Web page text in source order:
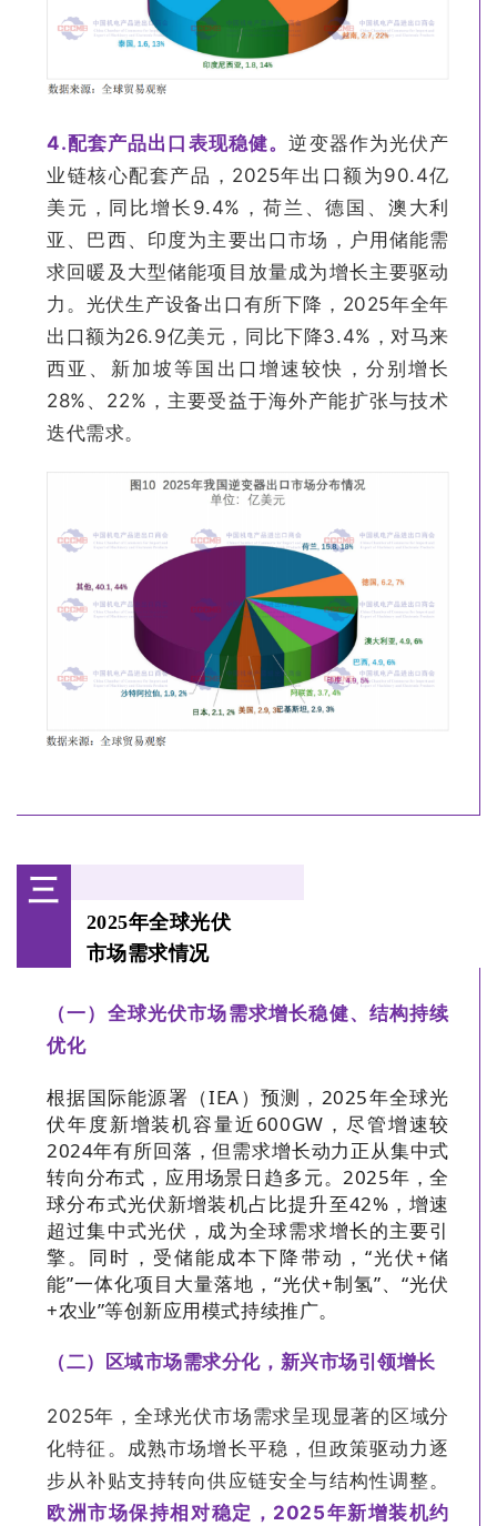
4.配套产品出口表现稳健。逆变器作为光伏产
业链核心配套产品，2025年出口额为90.4亿
美元，同比增长9.4%，荷兰、德国、澳大利
亚、巴西、印度为主要出口市场，户用储能需
求回暖及大型储能项目放量成为增长主要驱动
力。光伏生产设备出口有所下降，2025年全年
出口额为26.9亿美元，同比下降3.4%，对马来
西亚、新加坡等国出口增速较快，分别增长
28%、22%，主要受益于海外产能扩张与技术
迭代需求。
三
2025年全球光伏
市场需求情况
（一）全球光伏市场需求增长稳健、结构持续
优化
根据国际能源署（IEA）预测，2025年全球光
伏年度新增装机容量近600GW，尽管增速较
2024年有所回落，但需求增长动力正从集中式
转向分布式，应用场景日趋多元。2025年，全
球分布式光伏新增装机占比提升至42%，增速
超过集中式光伏，成为全球需求增长的主要引
擎。同时，受储能成本下降带动，“光伏+储
能”一体化项目大量落地，“光伏+制氢”、“光伏
+农业”等创新应用模式持续推广。
（二） 区域市场需求分化，新兴市场引领增长
2025年，全球光伏市场需求呈现显著的区域分
化特征。成熟市场增长平稳，但政策驱动力逐
步从补贴支持转向供应链安全与结构性调整。
欧洲市场保持相对稳定，2025年新增装机约